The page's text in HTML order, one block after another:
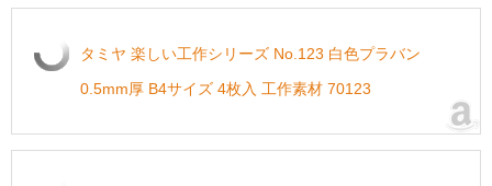
タミヤ 楽しい工作シリーズ No.123 白色プラバン
0.5mm厚 B4サイズ 4枚入 工作素材 70123